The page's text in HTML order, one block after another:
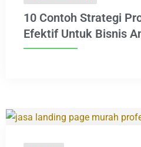
10 Contoh Strategi
Efektif Untuk Bisnis